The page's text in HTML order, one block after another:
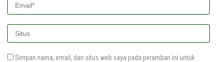
Simpan nama, email, dan situs web saya pada peramban ini untuk